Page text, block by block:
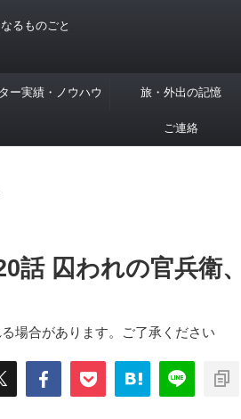
るものごと
ー実績・ノウハウ 旅・外出の記憶
ご連絡
話 囚われの官兵衛
場合があります。ご了承ください